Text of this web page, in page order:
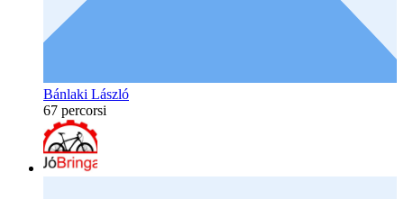
Bánlaki László
67 percorsi